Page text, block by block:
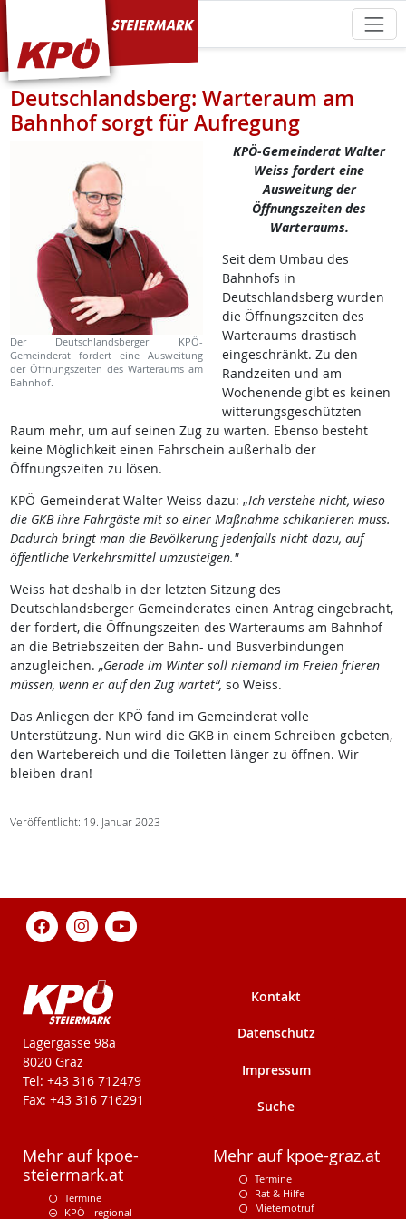
KPÖ Steiermark
Deutschlandsberg: Warteraum am
Bahnhof sorgt für Aufregung
Der Deutschlandsberger KPÖ-
Gemeinderat fordert eine Ausweitung
der Öffnungszeiten des Warteraums am
Bahnhof.
KPÖ-Gemeinderat Walter
Weiss fordert eine
Ausweitung der
Öffnungszeiten des
Warteraums.
Seit dem Umbau des
Bahnhofs in
Deutschlandsberg wurden
die Öffnungszeiten des
Warteraums drastisch
eingeschränkt. Zu den
Randzeiten und am
Wochenende gibt es keinen
witterungsgeschützten
Raum mehr, um auf seinen Zug zu warten. Ebenso besteht
keine Möglichkeit einen Fahrschein außerhalb der
Öffnungszeiten zu lösen.
KPÖ-Gemeinderat Walter Weiss dazu: „Ich verstehe nicht, wieso
die GKB ihre Fahrgäste mit so einer Maßnahme schikanieren muss.
Dadurch bringt man die Bevölkerung jedenfalls nicht dazu, auf
öffentliche Verkehrsmittel umzusteigen."
Weiss hat deshalb in der letzten Sitzung des
Deutschlandsberger Gemeinderates einen Antrag eingebracht,
der fordert, die Öffnungszeiten des Warteraums am Bahnhof
an die Betriebszeiten der Bahn- und Busverbindungen
anzugleichen. „Gerade im Winter soll niemand im Freien frieren
müssen, wenn er auf den Zug wartet“, so Weiss.
Das Anliegen der KPÖ fand im Gemeinderat volle
Unterstützung. Nun wird die GKB in einem Schreiben gebeten,
den Wartebereich und die Toiletten länger zu öffnen. Wir
bleiben dran!
Veröffentlicht: 19. Januar 2023
KPÖ-Steiermark
Lagergasse 98a
8020 Graz
Tel: +43 316 712479
Fax: +43 316 716291
Kontakt
Datenschutz
Impressum
Suche
Mehr auf kpoe-
steiermark.at
Termine
KPÖ - regional
Mehr auf kpoe-graz.at
Termine
Rat & Hilfe
Mieternotruf